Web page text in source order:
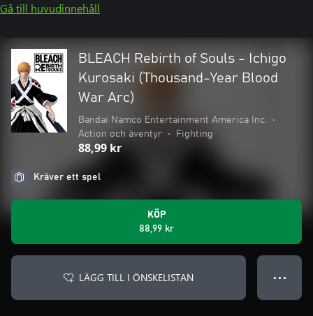
Gå till huvudinnehåll
BLEACH Rebirth of Souls - Ichigo
Kurosaki (Thousand-Year Blood
War Arc)
Bandai Namco Entertainment America Inc.
•
Action och äventyr
• Fighting
88,99 kr
Kräver ett spel
KÖP
88,99 kr
LÄGG TILL I ÖNSKELISTAN ● ● ●